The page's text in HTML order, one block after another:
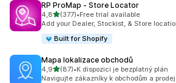
RP ProMap ‑ Store Locator
4,8z 5 hvězd
(377)
Celkový počet recenzí: 377
•Free trial available
Add your Dealer, Stockist, & Store
Built for Shopify
Mapa lokalizace obchodů
4,9z 5 hvězd
(87)
Celkový počet recenzí: 87
•K dispozici je bezplatný plán
Navigujte zákazníky k obchodům a